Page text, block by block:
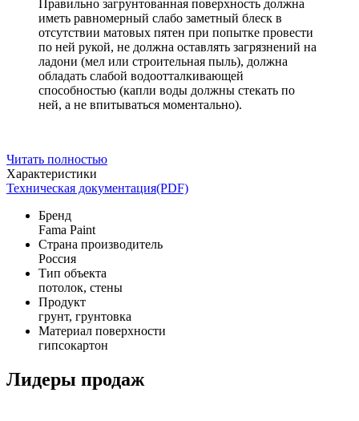
Правильно загрунтованная поверхность должна
иметь равномерный слабо заметный блеск в
отсутствии матовых пятен при попытке провести
по ней рукой, не должна оставлять загрязнений на
ладони (мел или строительная пыль), должна
обладать слабой водоотталкивающей
способностью (капли воды должны стекать по
ней, а не впитываться моментально).
Читать полностью
Характеристики
Техническая документация(PDF)
Бренд
Fama Paint
Страна производитель
Россия
Тип объекта
потолок, стены
Продукт
грунт, грунтовка
Материал поверхности
гипсокартон
Лидеры продаж